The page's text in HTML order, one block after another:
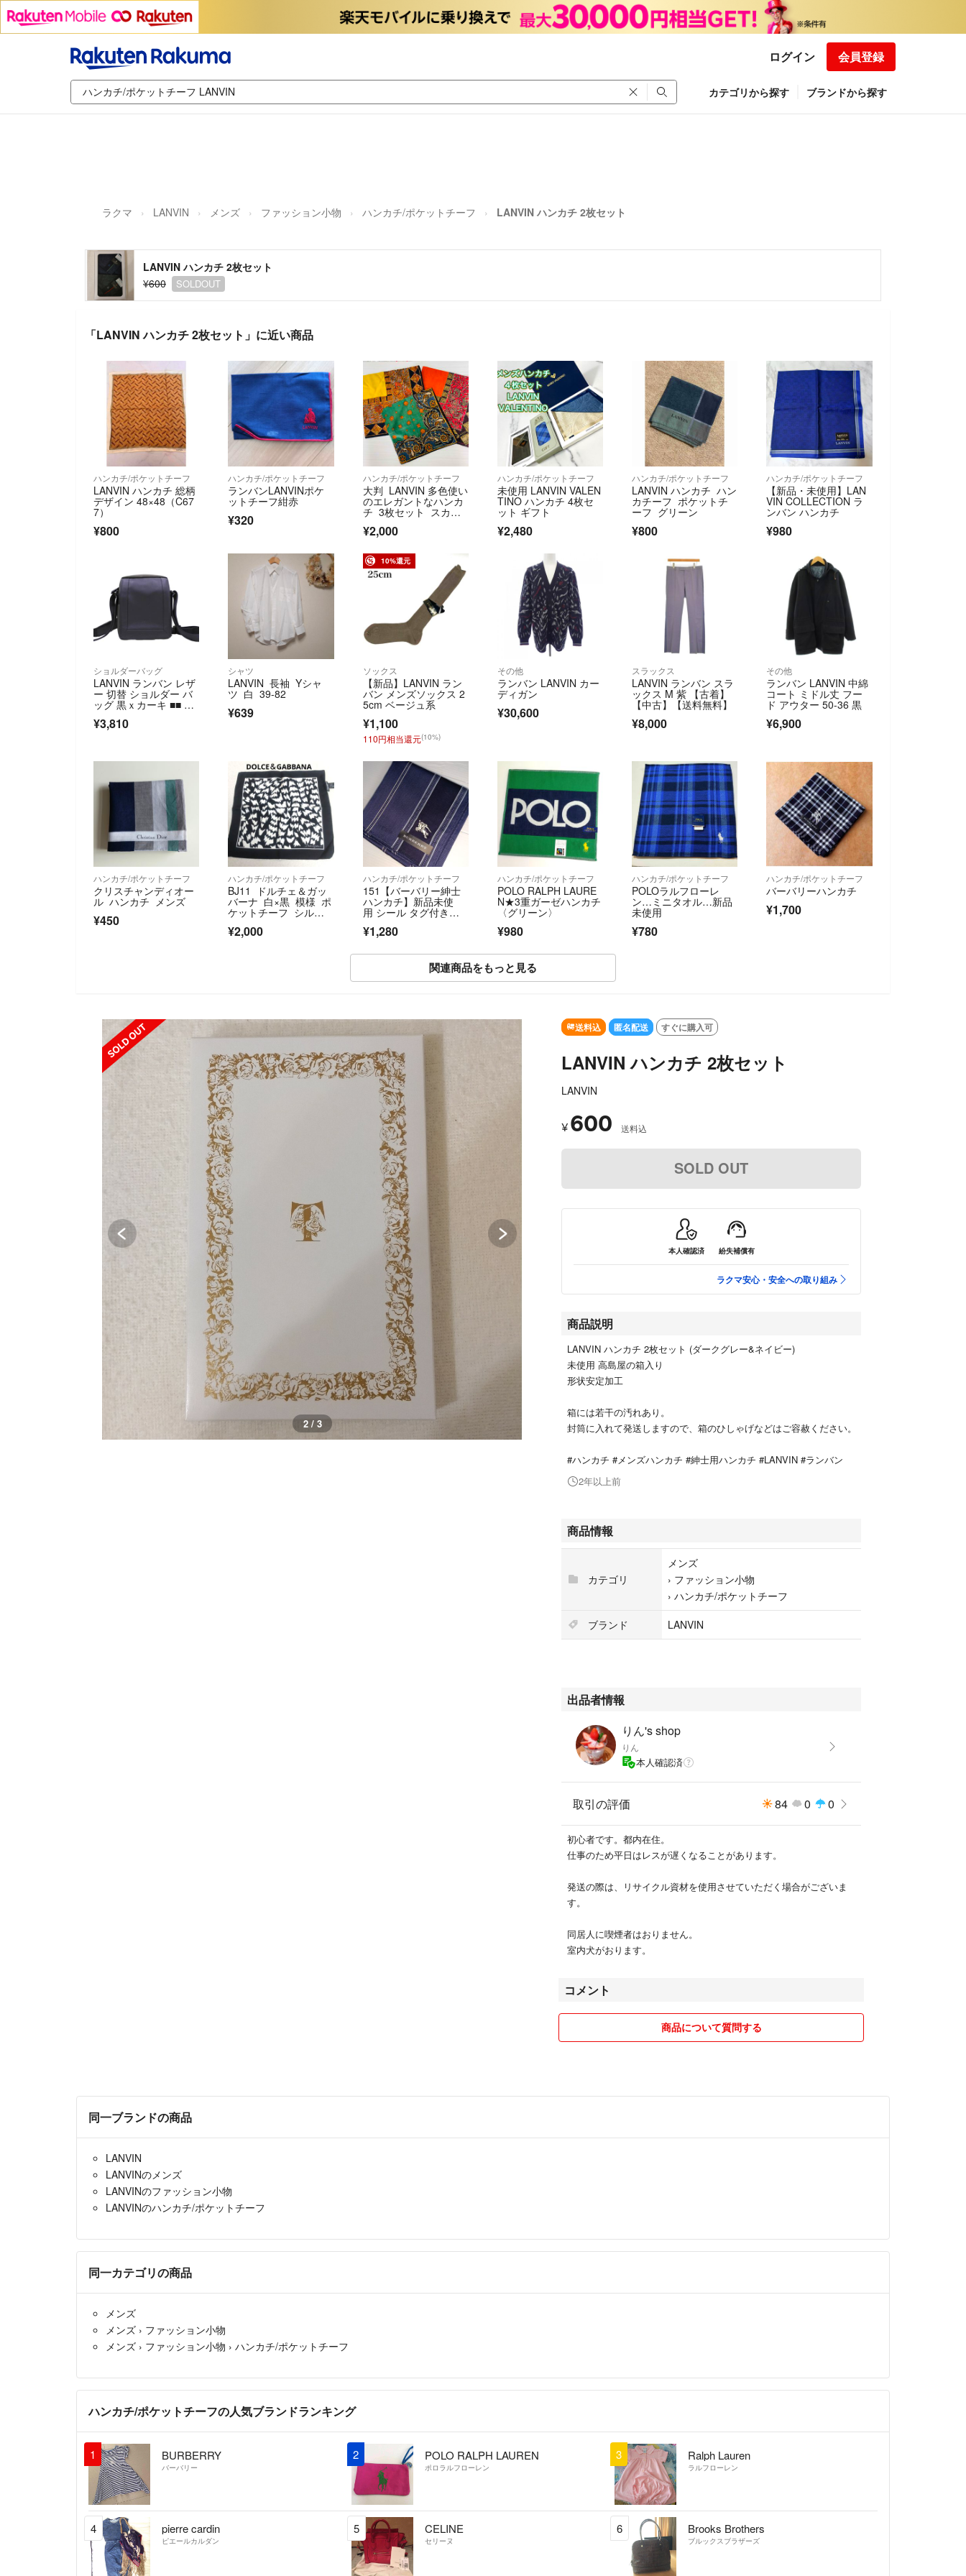
ログイン 会員登録
カテゴリから探す ブランドから探す
ラクマ LANVIN メンズ ファッション小物 ハンカチ/ポケットチーフ LANVIN ハンカチ 2枚セット
LANVIN ハンカチ 2枚セット
¥600
SOLDOUT
「LANVIN ハンカチ 2枚セット」に近い商品
ハンカチ/ポケットチーフ
LANVIN ハンカチ 総柄
デザイン 48×48（C67
7）
¥800
ハンカチ/ポケットチーフ
ランバンLANVINポケ
ットチーフ紺赤
¥320
ハンカチ/ポケットチーフ
大判 LANVIN 多色使い
のエレガントなハンカ
チ 3枚セット スカー
フ柄
¥2,000
ハンカチ/ポケットチーフ
未使用 LANVIN VALEN
TINO ハンカチ 4枚セ
ット ギフト
¥2,480
ハンカチ/ポケットチーフ
LANVIN ハンカチ ハン
カチーフ ポケットチ
ーフ グリーン
¥800
ハンカチ/ポケットチーフ
【新品・未使用】LAN
VIN COLLECTION ラ
ンバン ハンカチ
¥980
ショルダーバッグ
LANVIN ランバン レザ
ー 切替 ショルダー バ
ッグ 黒ｘカーキ ■■ メ
¥3,810
シャツ
LANVIN 長袖 Yシャ
ツ 白 39-82
¥639
10%還元
ソックス
【新品】LANVIN ラン
バン メンズソックス 2
5cm ベージュ系
¥1,100
110円相当還元(10%)
その他
ランバン LANVIN カー
ディガン
¥30,600
スラックス
LANVIN ランバン スラ
ックス M 紫 【古着】
【中古】【送料無料】
¥8,000
その他
ランバン LANVIN 中綿
コート ミドル丈 フー
ド アウター 50-36 黒
¥6,900
ハンカチ/ポケットチーフ
クリスチャンディオー
ル ハンカチ メンズ
¥450
ハンカチ/ポケットチーフ
BJ11 ドルチェ＆ガッ
バーナ 白×黒 模様 ポ
ケットチーフ シルク1
¥2,000
ハンカチ/ポケットチーフ
151【バーバリー紳士
ハンカチ】新品未使
用 シール タグ付きホ
¥1,280
ハンカチ/ポケットチーフ
POLO RALPH LAURE
N★3重ガーゼハンカチ
〈グリーン〉
¥980
ハンカチ/ポケットチーフ
POLOラルフローレ
ン…ミニタオル…新品
未使用
¥780
ハンカチ/ポケットチーフ
バーバリーハンカチ
¥1,700
関連商品をもっと見る
SOLD OUT SOLD OUT
2 / 3
送料込 匿名配送 すぐに購入可
LANVIN ハンカチ 2枚セット
LANVIN
¥ 600 送料込
SOLD OUT
本人確認済 紛失補償有
ラクマ安心・安全への取り組み
商品説明
LANVIN ハンカチ 2枚セット (ダークグレー&ネイビー)
未使用 高島屋の箱入り
形状安定加工
箱には若干の汚れあり。
封筒に入れて発送しますので、箱のひしゃげなどはご容赦ください。
#ハンカチ #メンズハンカチ #紳士用ハンカチ #LANVIN #ランバン
2年以上前
商品情報
カテゴリ
メンズ
› ファッション小物
› ハンカチ/ポケットチーフ
ブランド
LANVIN
出品者情報
りん's shop
りん
本人確認済
取引の評価 84 0 0
初心者です。都内在住。
仕事のため平日はレスが遅くなることがあります。
発送の際は、リサイクル資材を使用させていただく場合がございま
す。
同居人に喫煙者はおりません。
室内犬がおります。
コメント
商品について質問する
同一ブランドの商品
LANVIN
LANVINのメンズ
LANVINのファッション小物
LANVINのハンカチ/ポケットチーフ
同一カテゴリの商品
メンズ
メンズ › ファッション小物
メンズ › ファッション小物 › ハンカチ/ポケットチーフ
ハンカチ/ポケットチーフの人気ブランドランキング
1 BURBERRY
バーバリー
2 POLO RALPH LAUREN
ポロラルフローレン
3 Ralph Lauren
ラルフローレン
4 pierre cardin
ピエールカルダン
5 CELINE
セリーヌ
6 Brooks Brothers
ブルックスブラザーズ